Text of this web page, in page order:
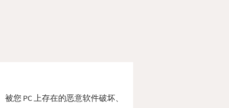
您 PC 上存在的恶意软件破坏、